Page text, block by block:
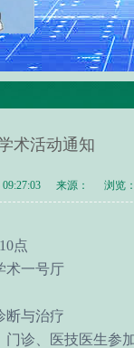
术活动通知
来源： 浏览
点
术一号厅
断与治疗
诊、医技医生参